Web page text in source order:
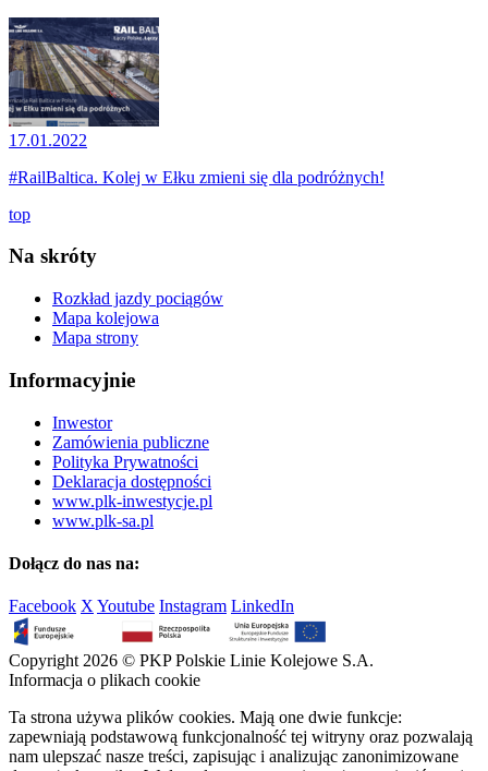
17.01.2022
#RailBaltica. Kolej w Ełku zmieni się dla podróżnych!
top
Na skróty
Rozkład jazdy pociągów
Mapa kolejowa
Mapa strony
Informacyjnie
Inwestor
Zamówienia publiczne
Polityka Prywatności
Deklaracja dostępności
www.plk-inwestycje.pl
www.plk-sa.pl
Dołącz do nas na:
Facebook X Youtube Instagram LinkedIn
Copyright 2026 © PKP Polskie Linie Kolejowe S.A.
Informacja o plikach cookie
Ta strona używa plików cookies. Mają one dwie funkcje:
zapewniają podstawową funkcjonalność tej witryny oraz pozwalają
nam ulepszać nasze treści, zapisując i analizując zanonimizowane